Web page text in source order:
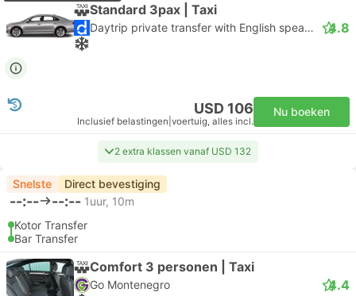
Standard 3pax | Taxi
Daytrip private transfer with English speaking driver 4.8
USD 106
Inclusief belastingen voertuig, alles incl.
Nu boeken
2 extra klassen vanaf USD 132
Snelste Direct bevestiging
--:-- --:-- 1uur, 10m
Kotor Transfer
Bar Transfer
Comfort 3 personen | Taxi
Go Montenegro 4.4